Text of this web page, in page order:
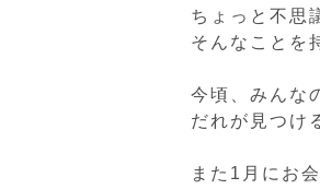
ちょっと不思
そんなことを
今頃、みんな
だれが見つけ
また1月にお